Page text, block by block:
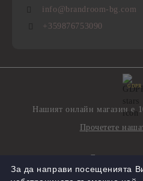
info@brandroom-bg.com
+359876753090
GDPR
Нашият онлайн магазин е
Прочетете
За да направи посещенията